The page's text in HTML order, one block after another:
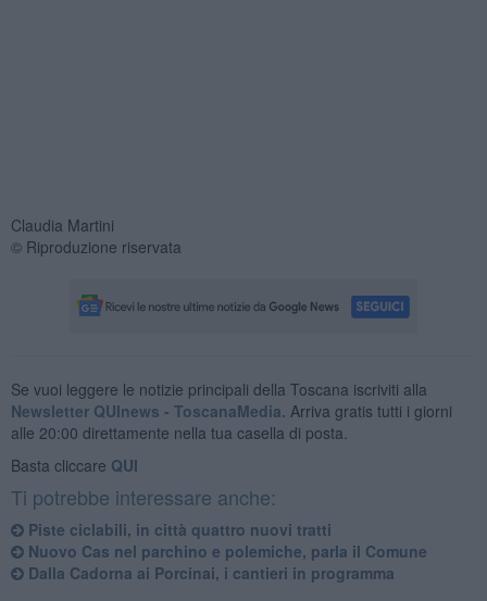
Claudia Martini
© Riproduzione riservata
Se vuoi leggere le notizie principali della Toscana iscriviti alla
Newsletter QUInews - ToscanaMedia. Arriva gratis tutti i giorni
alle 20:00 direttamente nella tua casella di posta.
Basta cliccare QUI
Ti potrebbe interessare anche:
Piste ciclabili, in città quattro nuovi tratti
Nuovo Cas nel parchino e polemiche, parla il Comune
Dalla Cadorna ai Porcinai, i cantieri in programma